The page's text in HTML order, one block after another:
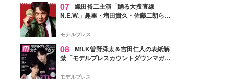
07 織田裕二主演「踊る大捜査線
N.E.W.」趣里・増田貴久・佐藤二朗ら新
徴する“謎のキーワード”も
モデルプレス
08 M!LK曽野舜太＆吉田仁人の表紙解
禁「モデルプレスカウントダウンマガジ
モデルプレス